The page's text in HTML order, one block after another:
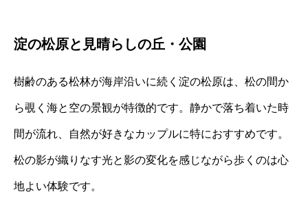
淀の松原と見晴らしの丘・公園
樹齢のある松林が海岸沿いに続く淀の松原は、松の間か
ら覗く海と空の景観が特徴的です。静かで落ち着いた時
間が流れ、自然が好きなカップルに特におすすめです。
松の影が織りなす光と影の変化を感じながら歩くのは心
地よい体験です。